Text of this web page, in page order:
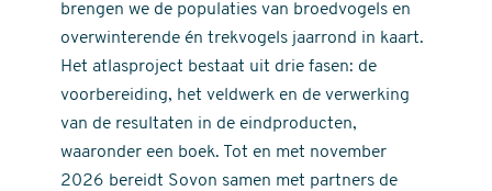
brengen we de populaties van broedvogels en
overwinterende én trekvogels jaarrond in kaart.
Het atlasproject bestaat uit drie fasen: de
voorbereiding, het veldwerk en de verwerking
van de resultaten in de eindproducten,
waaronder een boek. Tot en met november
2026 bereidt Sovon samen met partners de